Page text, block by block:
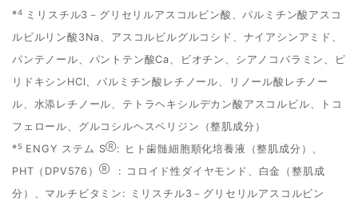
※4
ミリスチル3－グリセリルアスコルビン酸、パルミチン酸アスコ
ルビルリン酸3Na、アスコルビルグルコシド、ナイアシンアミド、
パンテノール、パントテン酸Ca、ビオチン、シアノコバラミン、ピ
リドキシンHCl、パルミチン酸レチノール、リノール酸レチノー
ル、水添レチノール、テトラヘキシルデカン酸アスコルビル、トコ
フェロール、グルコシルヘスペリジン（整肌成分）
※5 ENGY ステム SⓇ: ヒト歯髄細胞順化培養液（整肌成分）、
PHT（DPV576）
Ⓡ : コロイド性ダイヤモンド、白金（整肌成
分）、マルチビタミン: ミリスチル3－グリセリルアスコルビン